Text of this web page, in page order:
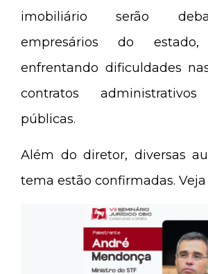
imobiliário serão
empresários do
enfrentando dificuldades
contratos
públicas.
Além do diretor, diversas
tema estão confirmadas. Veja